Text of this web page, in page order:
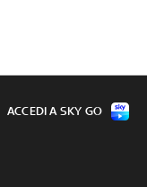
ACCEDI A SKY GO